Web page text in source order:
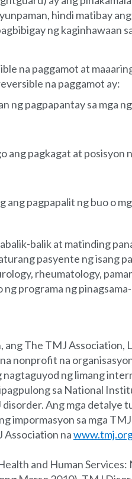
hindi matibay
ng kaginhawaan
na paggamot at
na paggamot ay:
ng pagpapantay sa mga
ang pagkagat at posisyon
ang pagpapalit ng buo o
balik at matinding
pasyente ng isang
rheumatology,
programa ng
ang The TMJ Association,
nonprofit na
nagtaguyod ng limang
sa National
Ang mga detalye
impormasyon sa mga
Association na
and Human